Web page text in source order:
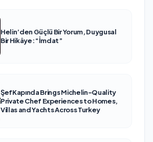
Helin’den Güçlü Bir Yorum, Duygusal
Bir Hikâye: “İmdat”
ŞefKapında Brings Michelin-Quality
Private Chef Experiences to Homes,
Villas and Yachts Across Turkey